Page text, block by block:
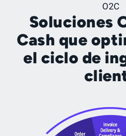
O2C
Soluciones
Cash que
el ciclo de